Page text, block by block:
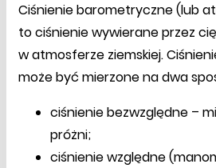
Ciśnienie barometryczne (lub
to ciśnienie wywierane przez
w atmosferze ziemskiej.
może być mierzone na dwa
ciśnienie bezwzględne –
próżni;
ciśnienie względne